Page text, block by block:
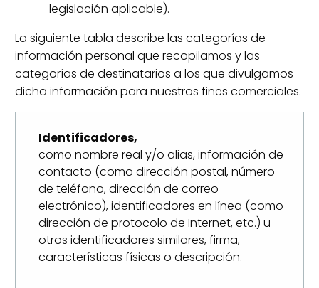
legislación aplicable).
La siguiente tabla describe las categorías de
información personal que recopilamos y las
categorías de destinatarios a los que divulgamos
dicha información para nuestros fines comerciales.
Identificadores,
como nombre real y/o alias, información de
contacto (como dirección postal, número
de teléfono, dirección de correo
electrónico), identificadores en línea (como
dirección de protocolo de Internet, etc.) u
otros identificadores similares, firma,
características físicas o descripción.